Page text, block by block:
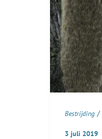
Bestrijding /
3 juli 2019